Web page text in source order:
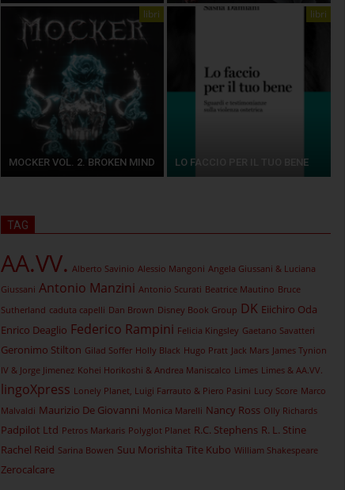
libri
MOCKER VOL. 2. BROKEN MIND
libri
LO FACCIO PER IL TUO BENE
TAG
AA.VV. Alberto Savinio Alessio Mangoni Angela Giussani & Luciana
Giussani Antonio Manzini Antonio Scurati Beatrice Mautino Bruce
Sutherland caduta capelli Dan Brown Disney Book Group DK Eiichiro Oda
Enrico Deaglio Federico Rampini Felicia Kingsley Gaetano Savatteri
Geronimo Stilton Gilad Soffer Holly Black Hugo Pratt Jack Mars James Tynion
IV & Jorge Jimenez Kohei Horikoshi & Andrea Maniscalco Limes Limes & AA.VV.
lingoXpress Lonely Planet, Luigi Farrauto & Piero Pasini Lucy Score Marco
Malvaldi Maurizio De Giovanni Monica Marelli Nancy Ross Olly Richards
Padpilot Ltd Petros Markaris Polyglot Planet R.C. Stephens R. L. Stine
Rachel Reid Sarina Bowen Suu Morishita Tite Kubo William Shakespeare
Zerocalcare